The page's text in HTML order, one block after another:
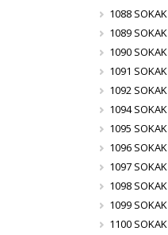
1088 SOKAK
1089 SOKAK
1090 SOKAK
1091 SOKAK
1092 SOKAK
1094 SOKAK
1095 SOKAK
1096 SOKAK
1097 SOKAK
1098 SOKAK
1099 SOKAK
1100 SOKAK